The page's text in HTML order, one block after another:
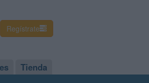
Regístrate
Tienda